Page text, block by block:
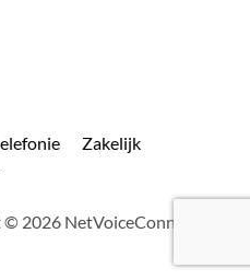
Zakelijk
2026 NetVoiceConnect.com